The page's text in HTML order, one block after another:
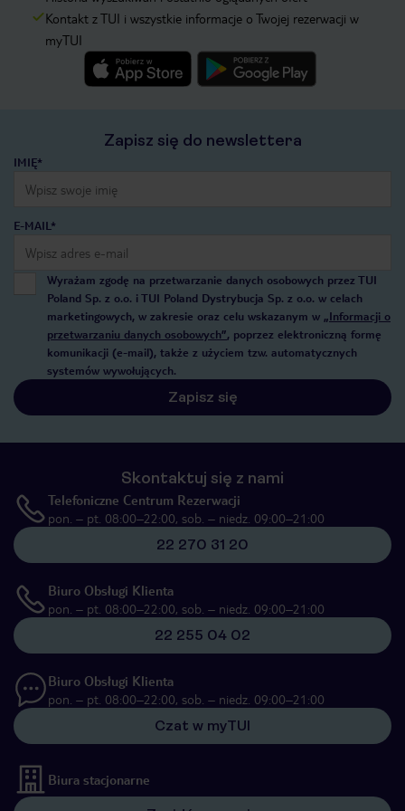
Kontakt z TUI i wszystkie informacje o Twojej rezerwacji w
myTUI
Zapisz się do newslettera
IMIĘ*
E-MAIL*
Wyrażam zgodę na przetwarzanie danych osobowych przez TUI
Poland Sp. z o.o. i TUI Poland Dystrybucja Sp. z o.o. w celach
marketingowych, w zakresie oraz celu wskazanym w „Informacji o
przetwarzaniu danych osobowych”, poprzez elektroniczną formę
komunikacji (e-mail), także z użyciem tzw. automatycznych
systemów wywołujących.
Zapisz się
Skontaktuj się z nami
Telefoniczne Centrum Rezerwacji
pon. – pt. 08:00–22:00, sob. – niedz. 09:00–21:00
22 270 31 20
Biuro Obsługi Klienta
pon. – pt. 08:00–22:00, sob. – niedz. 09:00–21:00
22 255 04 02
Biuro Obsługi Klienta
pon. – pt. 08:00–22:00, sob. – niedz. 09:00–21:00
Czat w myTUI
Biura stacjonarne